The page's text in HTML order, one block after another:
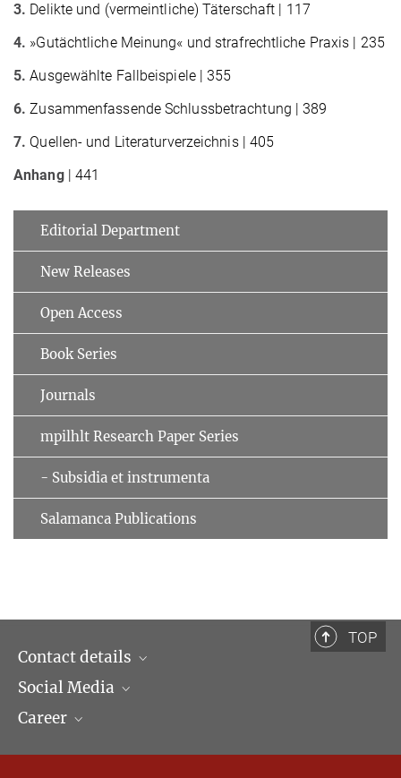
3. Delikte und (vermeintliche) Täterschaft | 117
4. »Gutächtliche Meinung« und strafrechtliche Praxis | 235
5. Ausgewählte Fallbeispiele | 355
6. Zusammenfassende Schlussbetrachtung | 389
7. Quellen- und Literaturverzeichnis | 405
Anhang| 441
Editorial Department
New Releases
Open Access
Book Series
Journals
mpilhlt Research Paper Series
- Subsidia et instrumenta
Salamanca Publications
TOP
Contact details
Opening hours & Directions to the Institute
Contact Persons
Social Media
LinkedIn
Career